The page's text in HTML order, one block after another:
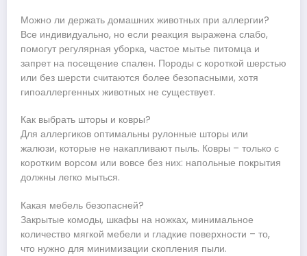
Можно ли держать домашних животных при аллергии?
Все индивидуально, но если реакция выражена слабо,
помогут регулярная уборка, частое мытье питомца и
запрет на посещение спален. Породы с короткой шерстью
или без шерсти считаются более безопасными, хотя
гипоаллергенных животных не существует.
Как выбрать шторы и ковры?
Для аллергиков оптимальны рулонные шторы или
жалюзи, которые не накапливают пыль. Ковры – только с
коротким ворсом или вовсе без них: напольные покрытия
должны легко мыться.
Какая мебель безопасней?
Закрытые комоды, шкафы на ножках, минимальное
количество мягкой мебели и гладкие поверхности – то,
что нужно для минимизации скопления пыли.